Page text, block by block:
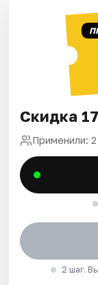
Скидка
Применили: 2
2 шаг.